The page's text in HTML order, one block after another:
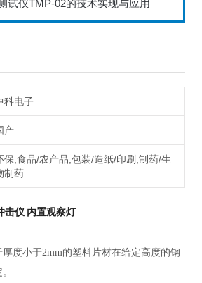
试仪TMP-02的技术实现与应用
科电子
产
保,食品/农产品,包装/造纸/印刷,制药/生
制药
击仪 内置观察灯
厚度小于2mm的塑料片材在给定高度的钢